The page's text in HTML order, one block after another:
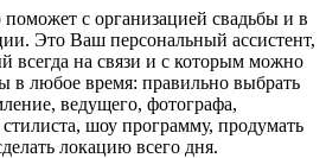
с организацией свадьбы и в
Это Ваш персональный ассистент,
всегда на связи и с которым можно
в любое время: правильно выбрать
ведущего, фотографа,
шоу программу, продумать
локацию всего дня.